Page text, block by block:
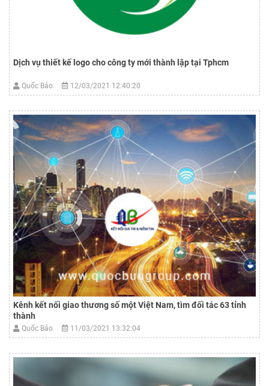
Dịch vụ thiết kế logo cho công ty mới thành lập tại Tphcm
Quốc Bảo 12/03/2021 12:40:20
Kênh kết nối giao thương số một Việt Nam, tìm đối tác 63 tỉnh
thành
Quốc Bảo 11/03/2021 13:32:04